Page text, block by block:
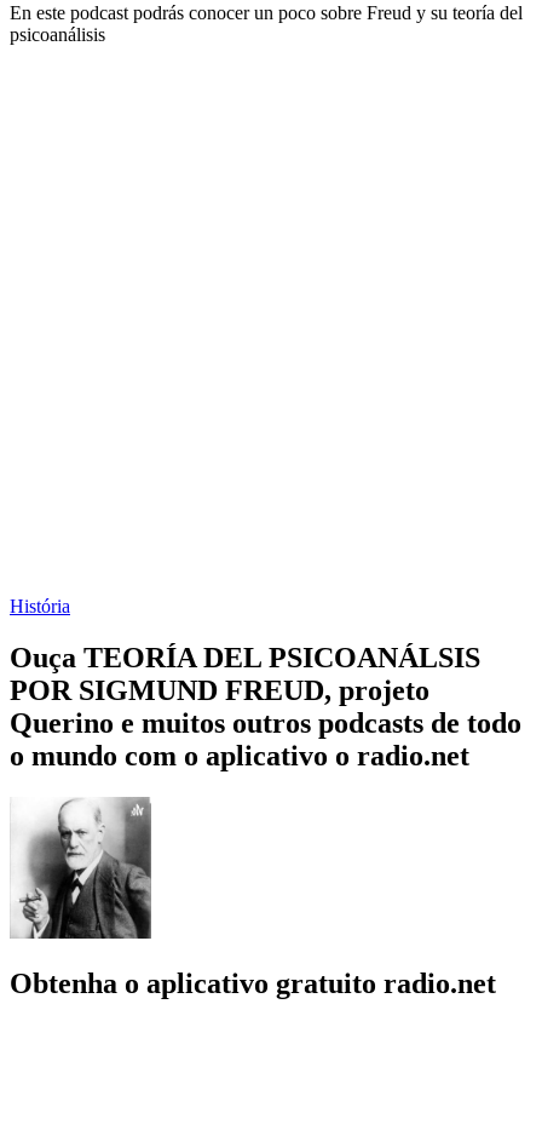
En este podcast podrás conocer un poco sobre Freud y su teoría del
psicoanálisis
História
Ouça TEORÍA DEL PSICOANÁLSIS
POR SIGMUND FREUD, projeto
Querino e muitos outros podcasts de todo
o mundo com o aplicativo o radio.net
Obtenha o aplicativo gratuito radio.net